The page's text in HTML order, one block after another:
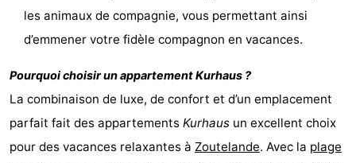
Églises
Points
de
Attractions
-
les animaux de compagnie, vous permettant ainsi
d’emmener votre fidèle compagnon en vacances.
Pourquoi choisir un appartementKurhaus ?
La combinaison de luxe, de confort et d’un emplacement
parfait fait des appartements Kurhaus un excellent choix
pour des vacances relaxantes à Zoutelande. Avec la plage